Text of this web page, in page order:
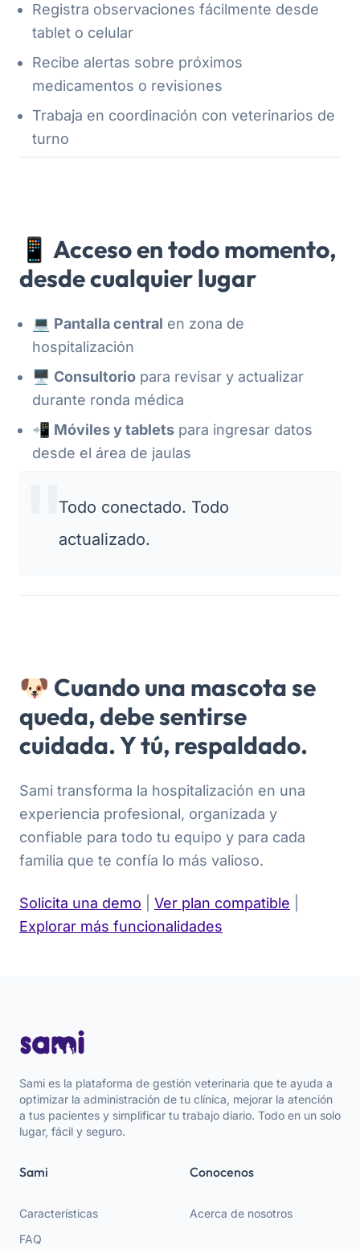
Registra observaciones fácilmente desde
tablet o celular
Recibe alertas sobre próximos
medicamentos o revisiones
Trabaja en coordinación con veterinarios de
turno
📱 Acceso en todo momento,
desde cualquier lugar
💻 Pantalla central en zona de
hospitalización
🖥️ Consultorio para revisar y actualizar
durante ronda médica
📲 Móviles y tablets para ingresar datos
desde el área de jaulas
Todo conectado. Todo
actualizado.
🐶 Cuando una mascota se
queda, debe sentirse
cuidada. Y tú, respaldado.
Sami transforma la hospitalización en una
experiencia profesional, organizada y
confiable para todo tu equipo y para cada
familia que te confía lo más valioso.
Solicita una demo Ver plan compatible
Explorar más funcionalidades
Sami es la plataforma de gestión veterinaria que te ayuda a
optimizar la administración de tu clínica, mejorar la atención
a tus pacientes y simplificar tu trabajo diario. Todo en un solo
lugar, fácil y seguro.
Sami
Características
FAQ
Conocenos
Acerca de nosotros